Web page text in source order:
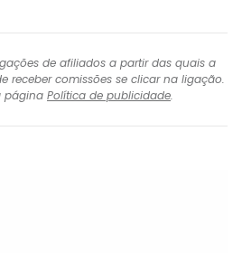
de afiliados a partir das quais a
receber comissões se clicar na ligação.
página Política de publicidade.